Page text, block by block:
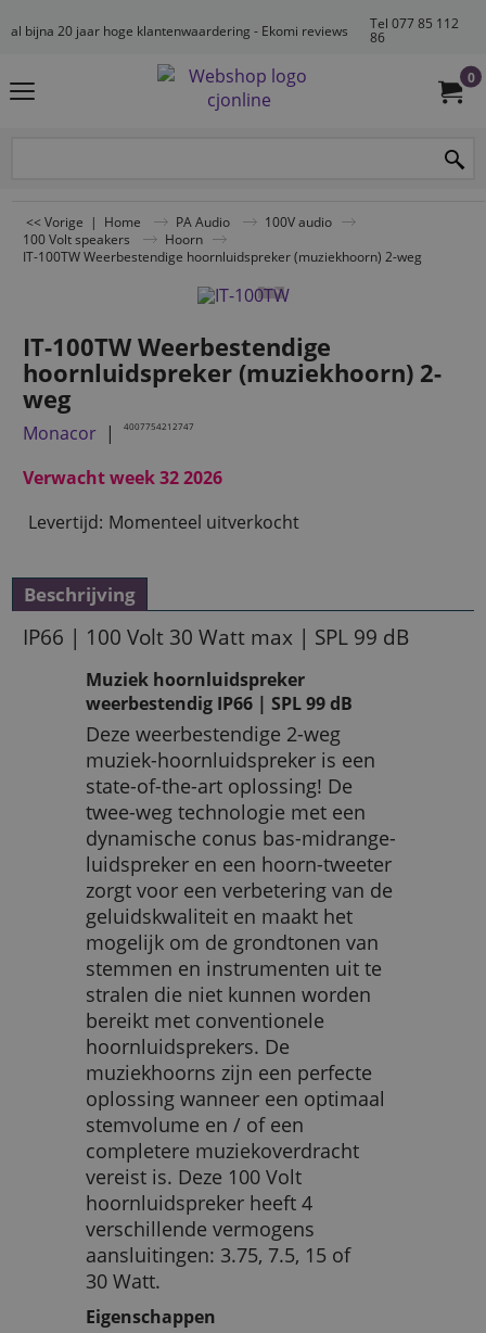
al bijna 20 jaar hoge klantenwaardering - Ekomi reviews
Tel 077 85 112
86
0
<< Vorige | Home PA Audio
100V audio
100 Volt speakers
Hoorn
IT-100TW Weerbestendige hoornluidspreker (muziekhoorn) 2-weg
IT-100TW Weerbestendige
hoornluidspreker (muziekhoorn) 2-
weg
Monacor 4007754212747
Verwacht week 32 2026
Levertijd: Momenteel uitverkocht
Beschrijving
IP66 | 100 Volt 30 Watt max | SPL 99 dB
Muziek hoornluidspreker
weerbestendig IP66 | SPL 99 dB
Deze weerbestendige 2-weg
muziek-hoornluidspreker is een
state-of-the-art oplossing! De
twee-weg technologie met een
dynamische conus bas-midrange-
luidspreker en een hoorn-tweeter
zorgt voor een verbetering van de
geluidskwaliteit en maakt het
mogelijk om de grondtonen van
stemmen en instrumenten uit te
stralen die niet kunnen worden
bereikt met conventionele
hoornluidsprekers. De
muziekhoorns zijn een perfecte
oplossing wanneer een optimaal
stemvolume en / of een
completere muziekoverdracht
vereist is. Deze 100 Volt
hoornluidspreker heeft 4
verschillende vermogens
aansluitingen: 3.75, 7.5, 15 of
30 Watt.
Eigenschappen